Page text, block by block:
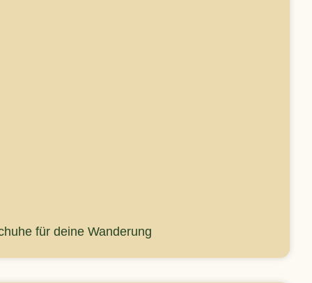
für deine Wanderung